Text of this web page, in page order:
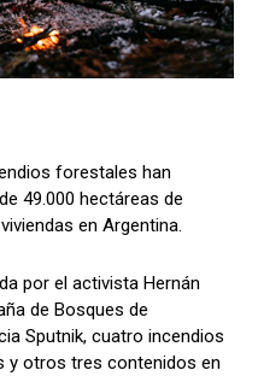
forestales han
49.000 hectáreas de
en Argentina.
por el activista Hernán
de Bosques de
Sputnik, cuatro incendios
y otros tres contenidos en